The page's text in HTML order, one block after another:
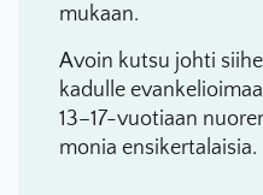
mukaan.
Avoin kutsu johti
kadulle
13–17-vuotiaan
monia ensikertalaisia.